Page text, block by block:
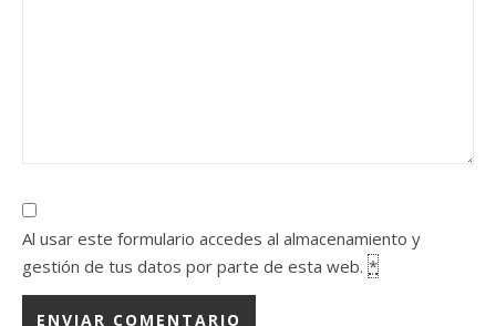
Al usar este formulario accedes al almacenamiento y
gestión de tus datos por parte de esta web. *